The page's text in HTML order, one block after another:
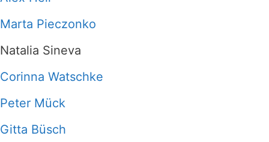
Marta Pieczonko
Natalia Sineva
Corinna Watschke
Peter Mück
Gitta Büsch